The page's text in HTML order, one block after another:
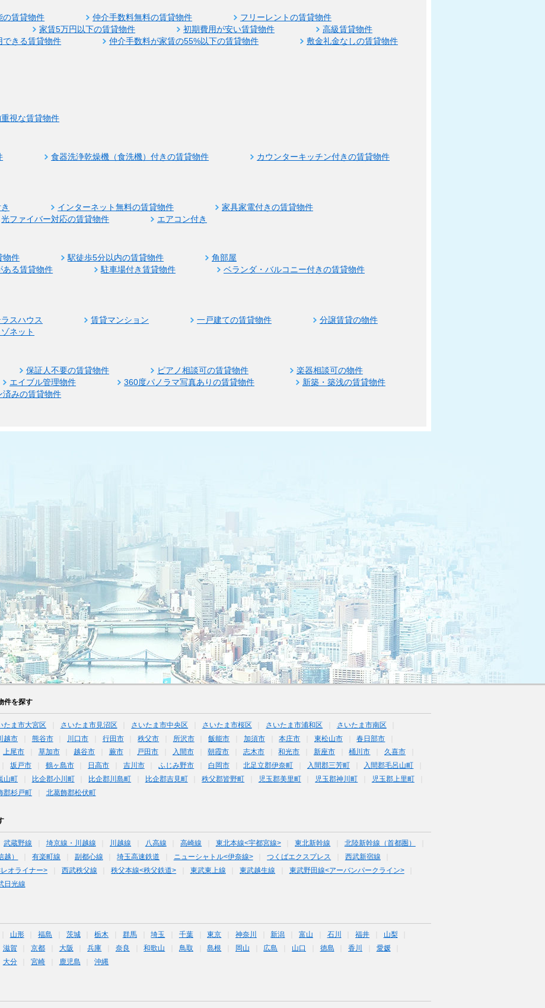
の賃貸物件 仲介手数料無料の賃貸物件
フリーレントの賃貸物件
家賃5万円以下の賃貸物件 初期費用が安い賃貸物件
高級賃貸物件
できる賃貸物件
仲介手数料が家賃の55%以下の賃貸物件 敷金礼金なしの賃貸物件
視な賃貸物件
食器洗浄乾燥機（食洗機）付きの賃貸物件
カウンターキッチン付きの賃貸物件
インターネット無料の賃貸物件
家具家電付きの賃貸物件
光ファイバー対応の賃貸物件 エアコン付き
物件 駅徒歩5分以内の賃貸物件
角部屋
ある賃貸物件
駐車場付き賃貸物件
ベランダ・バルコニー付きの賃貸物件
スハウス 賃貸マンション 一戸建ての賃貸物件
分譲賃貸の物件
ゾネット
保証人不要の賃貸物件 ピアノ相談可の賃貸物件
楽器相談可の物件
エイブル管理物件 360度パノラマ写真ありの賃貸物件
新築・築浅の賃貸物件
済みの賃貸物件
件を探す
たま市大宮区 さいたま市見沼区 さいたま市中央区 さいたま市桜区 さいたま市浦和区
さいたま市南区
越市 熊谷市 川口市 行田市 秩父市 所沢市 飯能市 加須市 本庄市 東松山市
春日部市
上尾市 草加市 越谷市 蕨市 戸田市 入間市 朝霞市 志木市 和光市 新座市 桶川市
久喜市
坂戸市 鶴ヶ島市 日高市 吉川市 ふじみ野市 白岡市 北足立郡伊奈町 入間郡三芳町
入間郡毛呂山町
山町 比企郡小川町 比企郡川島町 比企郡吉見町 秩父郡皆野町 児玉郡美里町 児玉郡神川町
児玉郡上里町
郡杉戸町 北葛飾郡松伏町
武蔵野線 埼京線・川越線 川越線 八高線 高崎線 東北本線<宇都宮線> 東北新幹線
北陸新幹線（首都圏）
） 有楽町線 副都心線 埼玉高速鉄道 ニューシャトル<伊奈線> つくばエクスプレス
西武新宿線
オライナー> 西武秩父線 秩父本線<秩父鉄道> 東武東上線 東武越生線
東武野田線<アーバンパークライン>
日光線
山形 福島 茨城 栃木 群馬 埼玉 千葉 東京 神奈川 新潟 富山 石川 福井
山梨
滋賀 京都 大阪 兵庫 奈良 和歌山 鳥取 島根 岡山 広島 山口 徳島 香川
愛媛
大分 宮崎 鹿児島 沖縄